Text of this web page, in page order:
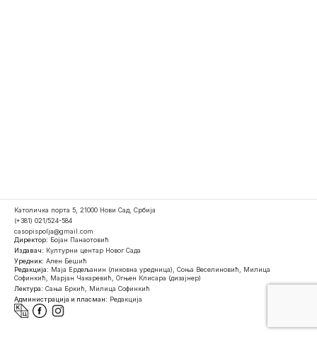
Католичка порта 5, 21000 Нови Сад, Србија
(+381) 021/524-584
casopispolja@gmail.com
Директор: Бојан Панаотовић
Издавач: Културни центар Новог Сада
Уредник: Ален Бешић
Редакција: Маја Ердељанин (ликовна уредница), Соња Веселиновић, Милица
Софинкић, Марјан Чакаревић, Огњен Клисара (дизајнер)
Лектура: Сања Бркић, Милица Софинкић
Администрација и пласман: Редакција